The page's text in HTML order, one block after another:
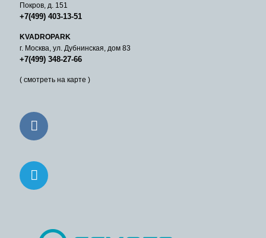
Покров, д. 151
+7(499) 403-13-51
KVADROPARK
г. Москва, ул. Дубнинская, дом 83
+7(499) 348-27-66
( смотреть на карте )